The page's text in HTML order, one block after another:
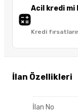
Acil kredi mi
Kredi
İlan Özellikleri
İlan No